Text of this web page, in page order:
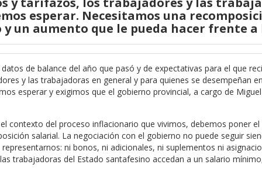
esperar. Necesitamos una
un aumento que le pueda hacer frente a
de balance del año que pasó y de expectativas para el que
y las trabajadoras en general y para quienes se desempeñan
esperar y exigimos que el gobierno provincial, a cargo de
contexto del proceso inflacionario que vivimos, debemos poner
salarial. La negociación con el gobierno no puede seguir
ni bonos, ni adicionales, ni suplementos ni
trabajadoras del Estado santafesino accedan a un salario